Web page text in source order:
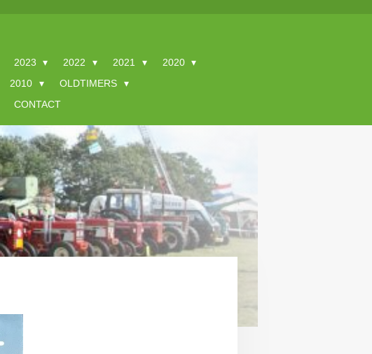
2023 2022 2021
2020
2010
OLDTIMERS
CONTACT